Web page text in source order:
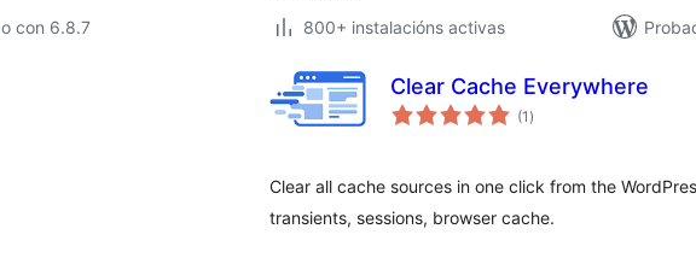
con 6.8.7
800+ instalacións activas
Clear Cache Everywhere
(1 valoracións
totais
)
Clear all cache sources in one click from the
transients, sessions, browser cache.